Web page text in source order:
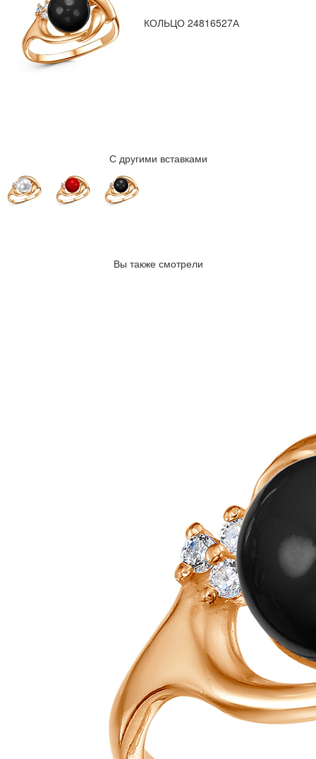
КОЛЬЦО 24816527А
С другими вставками
Вы также смотрели